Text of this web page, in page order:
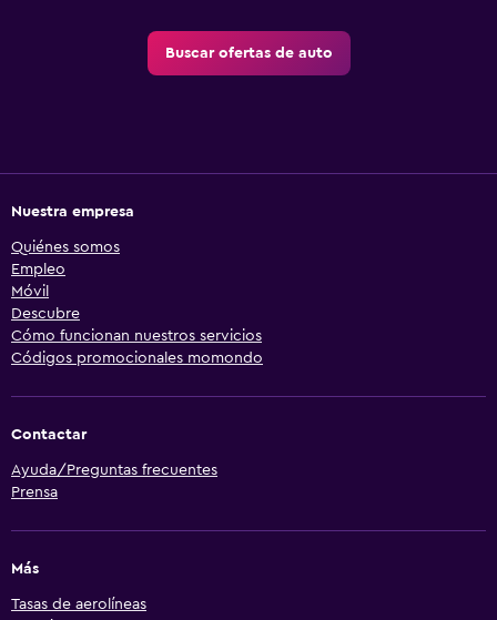
Buscar ofertas de auto
Nuestra empresa
Quiénes somos
Empleo
Móvil
Descubre
Cómo funcionan nuestros servicios
Códigos promocionales momondo
Contactar
Ayuda/Preguntas frecuentes
Prensa
Más
Tasas de aerolíneas